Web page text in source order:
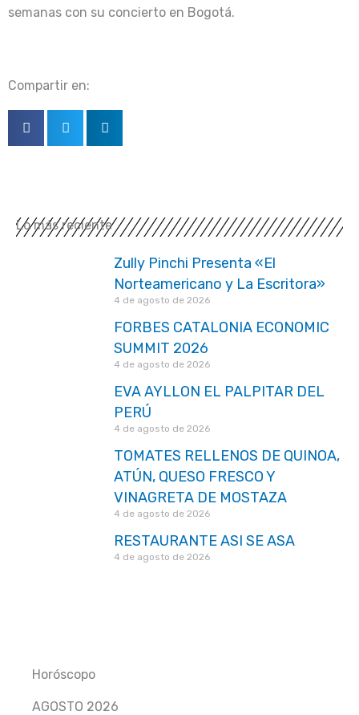
semanas con su concierto en Bogotá.
Compartir en:
Lo más reciente
Zully Pinchi Presenta «El
Norteamericano y La Escritora»
4 de agosto de 2026
FORBES CATALONIA ECONOMIC
SUMMIT 2026
4 de agosto de 2026
EVA AYLLON EL PALPITAR DEL
PERÚ
4 de agosto de 2026
TOMATES RELLENOS DE QUINOA,
ATÚN, QUESO FRESCO Y
VINAGRETA DE MOSTAZA
4 de agosto de 2026
RESTAURANTE ASI SE ASA
4 de agosto de 2026
Horóscopo
AGOSTO 2026